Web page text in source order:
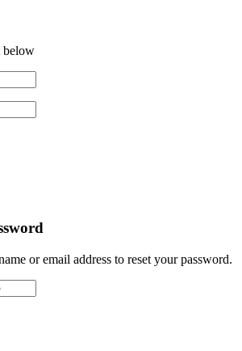
below
or email address to reset your password.